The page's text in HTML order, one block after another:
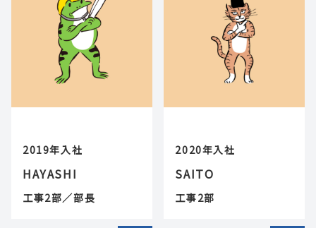
2019年入社
HAYASHI
工事2部／部長
2020年入社
SAITO
工事2部